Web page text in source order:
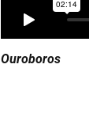
Ouroboros